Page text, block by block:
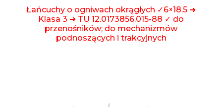
Łańcuchy o ogniwach okrągłych ✓6×18.5 ➜
Klasa 3 ➜ TU 12.0173856.015-88 ✓ do
przenośników; do mechanizmów
podnoszących i trakcyjnych